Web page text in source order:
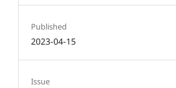
Published
2023-04-15
Issue